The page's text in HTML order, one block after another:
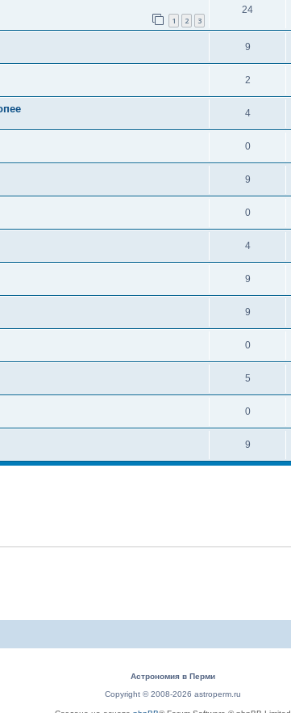
1 2 3
24
9
2
4
0
9
0
4
9
9
0
5
0
9
Астрономия в Перми
Copyright © 2008-2026 astroperm.ru